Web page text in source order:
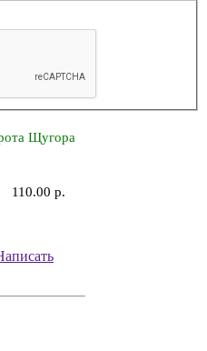
Щугора
110.00 р.